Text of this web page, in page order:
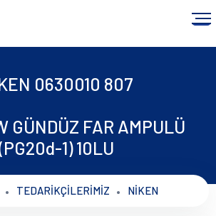
0630010 807
GÜNDÜZ FAR AMPULÜ
1) 10LU
TEDARİKÇİLERİMİZ NİKEN